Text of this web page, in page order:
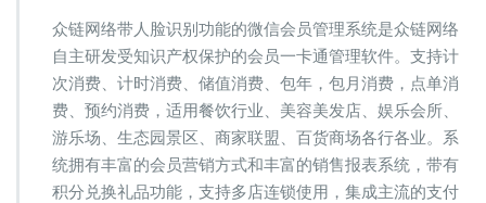
众链网络带人脸识别功能的微信会员管理系统是众链网络
自主研发受知识产权保护的会员一卡通管理软件。支持计
次消费、计时消费、储值消费、包年，包月消费，点单消
费、预约消费，适用餐饮行业、美容美发店、娱乐会所、
游乐场、生态园景区、商家联盟、百货商场各行各业。系
统拥有丰富的会员营销方式和丰富的销售报表系统，带有
积分兑换礼品功能，支持多店连锁使用，集成主流的支付